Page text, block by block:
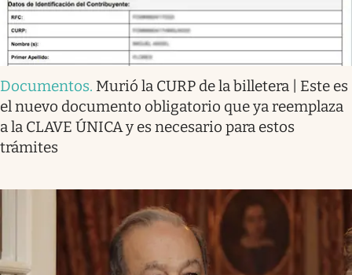
Documentos. Murió la CURP de la billetera | Este es
el nuevo documento obligatorio que ya reemplaza
a la CLAVE ÚNICA y es necesario para estos
trámites